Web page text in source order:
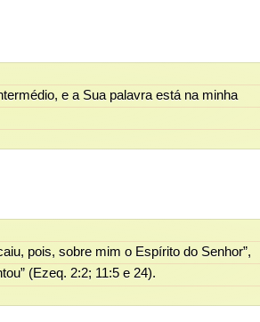
e a Sua palavra está na minha
pois, sobre mim o Espírito do Senhor”,
(Ezeq. 2:2; 11:5 e 24).